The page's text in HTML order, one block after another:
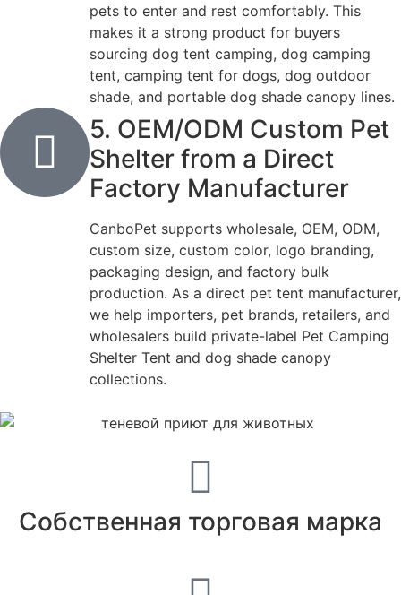
pets to enter and rest comfortably. This
makes it a strong product for buyers
sourcing dog tent camping, dog camping
tent, camping tent for dogs, dog outdoor
shade, and portable dog shade canopy lines.
5. OEM/ODM Custom Pet
Shelter from a Direct
Factory Manufacturer
CanboPet supports wholesale, OEM, ODM,
custom size, custom color, logo branding,
packaging design, and factory bulk
production. As a direct pet tent manufacturer,
we help importers, pet brands, retailers, and
wholesalers build private-label Pet Camping
Shelter Tent and dog shade canopy
collections.
Собственная торговая марка